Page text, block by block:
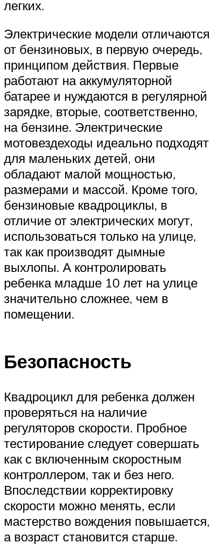
легких.
Электрические модели отличаются
от бензиновых, в первую очередь,
принципом действия. Первые
работают на аккумуляторной
батарее и нуждаются в регулярной
зарядке, вторые, соответственно,
на бензине. Электрические
мотовездеходы идеально подходят
для маленьких детей, они
обладают малой мощностью,
размерами и массой. Кроме того,
бензиновые квадроциклы, в
отличие от электрических могут,
использоваться только на улице,
так как производят дымные
выхлопы. А контролировать
ребенка младше 10 лет на улице
значительно сложнее, чем в
помещении.
Безопасность
Квадроцикл для ребенка должен
проверяться на наличие
регуляторов скорости. Пробное
тестирование следует совершать
как с включенным скоростным
контроллером, так и без него.
Впоследствии корректировку
скорости можно менять, если
мастерство вождения повышается,
а возраст становится старше.